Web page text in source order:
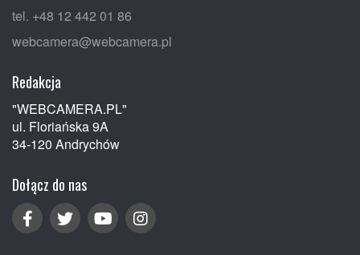
tel. +48 12 442 01 86
webcamera@webcamera.pl
Redakcja
"WEBCAMERA.PL"
ul. Floriańska 9A
34-120 Andrychów
Dołącz do nas